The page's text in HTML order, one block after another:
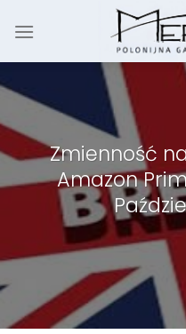
Zmienność
Amazon